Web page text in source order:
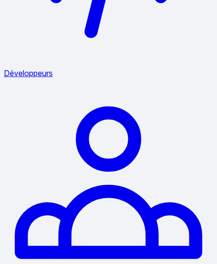
Développeurs